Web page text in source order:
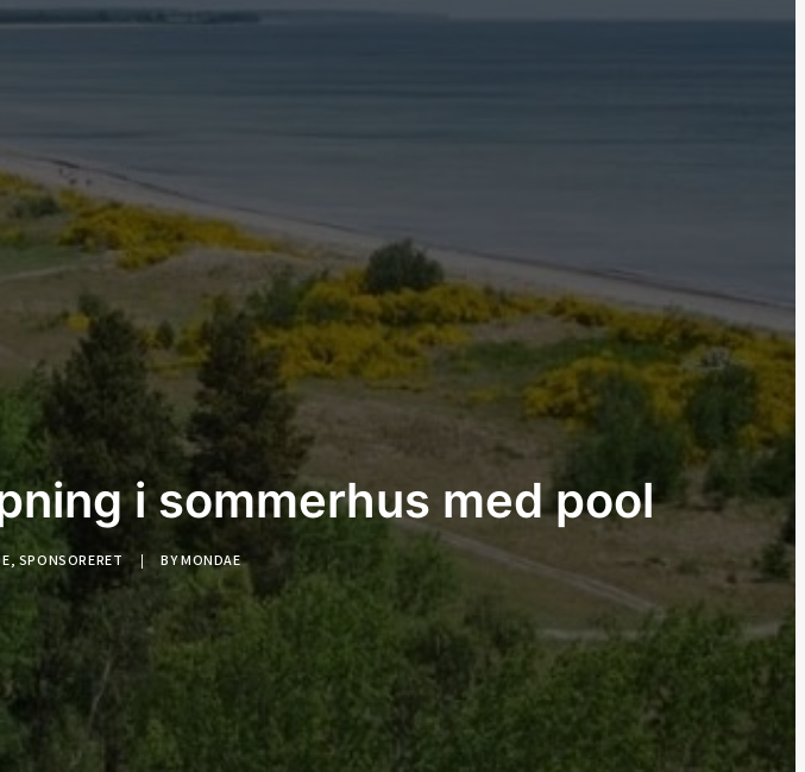
i sommerhus med pool
,SPONSORERET | BYMONDAE